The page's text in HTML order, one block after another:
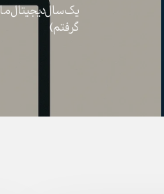
یک سال دیجیتال
گرفتم)